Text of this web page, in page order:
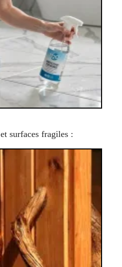
surfaces fragiles :